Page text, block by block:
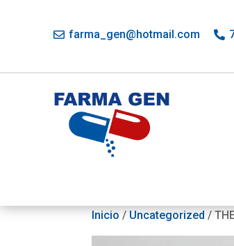
farma_gen@hotmail.com
Inicio / Uncategorized /